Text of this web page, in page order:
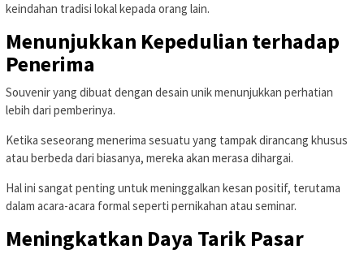
keindahan tradisi lokal kepada orang lain.
Menunjukkan Kepedulian terhadap
Penerima
Souvenir yang dibuat dengan desain unik menunjukkan perhatian
lebih dari pemberinya.
Ketika seseorang menerima sesuatu yang tampak dirancang khusus
atau berbeda dari biasanya, mereka akan merasa dihargai.
Hal ini sangat penting untuk meninggalkan kesan positif, terutama
dalam acara-acara formal seperti pernikahan atau seminar.
Meningkatkan Daya Tarik Pasar